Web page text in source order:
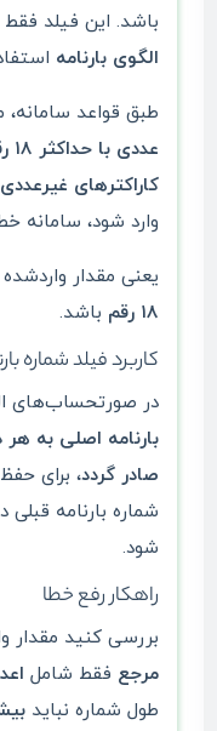
باشد. این فیلد فقط
الگوی بارنامه
طبق قواعد سامانه،
عددی با حداکثر ۱۸ رقم
کاراکترهای
وارد شود، سامانه خطای 0108604 را
یعنی مقدار
۱۸ رقم
باشد.
کاربرد فیلد شماره
در صورتحساب‌های
بارنامه اصلی به هر
صادر گردد، برای حفظ
شماره بارنامه قبلی
شود.
راهکار رفع خطا
بررسی کنید مقدار
مرجع فقط شامل
طول شماره نباید